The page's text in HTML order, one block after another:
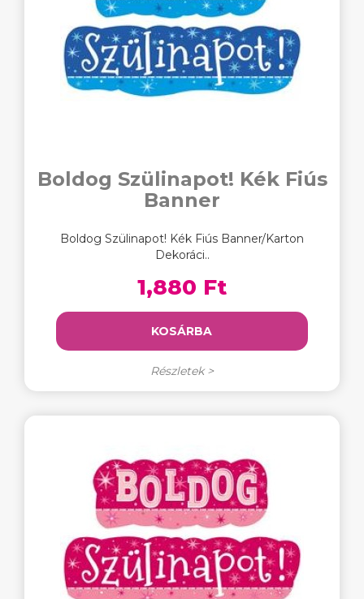
Boldog Szülinapot! Kék Fiús
Banner
Boldog Szülinapot! Kék Fiús Banner/Karton
Dekoráci..
1,880 Ft
KOSÁRBA
Részletek >